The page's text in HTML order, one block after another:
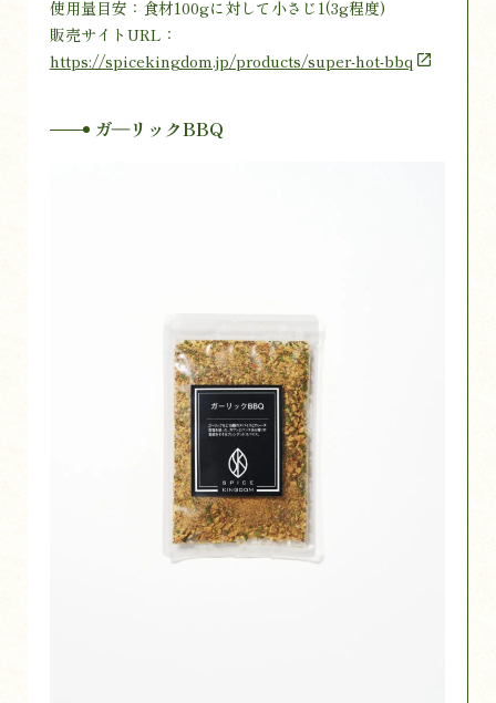
使用量目安：食材100gに対して小さじ1(3g程度)
販売サイトURL：
https://spicekingdom.jp/products/super-hot-bbq
ガ―リックBBQ